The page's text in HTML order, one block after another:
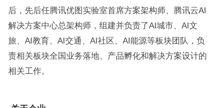
后，先后任腾讯优图实验室首席方案架构师、腾讯云AI
解决方案中心总架构师，组建并负责了AI城市、AI文
旅、AI教育、AI交通、AI社区、AI能源等板块团队，负
责相关板块全国业务落地、产品孵化和解决方案设计的
相关工作。